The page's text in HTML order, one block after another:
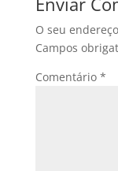
O seu
Campos
Comentário *